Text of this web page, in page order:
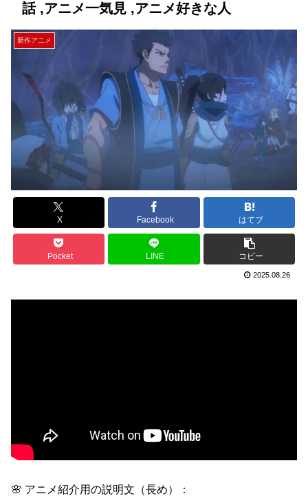
話 ,アニメ一気見 ,アニメ好きな人
新作アニメ
X Facebook はてブ
Pocket LINE コピー
2025.08.26
🌸 アニメ紹介用の説明文（長め）：